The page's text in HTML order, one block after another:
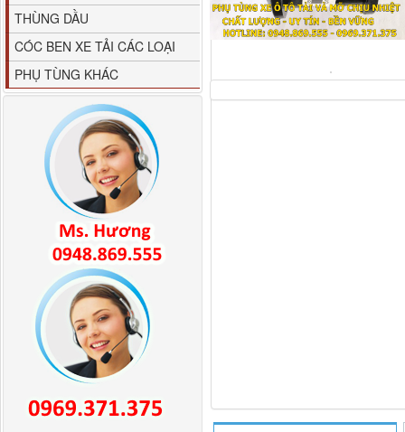
THÙNG DẦU
CÓC BEN XE TẢI CÁC LOẠI
PHỤ TÙNG KHÁC
M4610162101A0 Tapbi
cửa Thaco...